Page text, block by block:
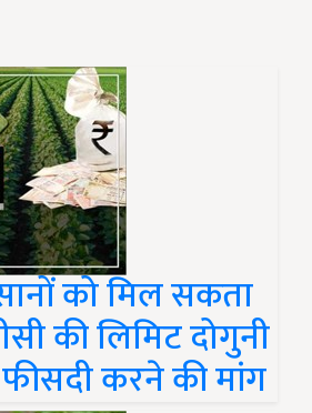
को मिल सकता
की लिमिट दोगुनी
करने की मांग